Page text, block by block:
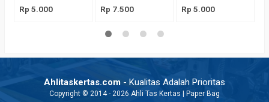
Rp 5.000 Rp 7.500 Rp 5.000
Ahlitaskertas.com - Kualitas Adalah Prioritas
Copyright © 2014 - 2026 Ahli Tas Kertas | Paper Bag